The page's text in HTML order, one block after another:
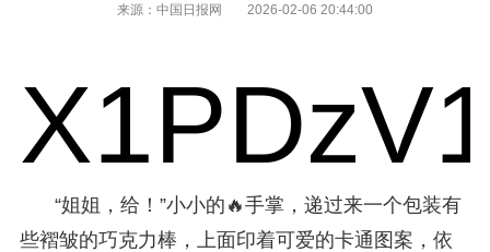
来源：中国日报网 2026-02-06 20:44:00
“姐姐，给！”小小的🔥手掌，递过来一个包装有
些褶皱的巧克力棒，上面印着可爱的卡通图案，依